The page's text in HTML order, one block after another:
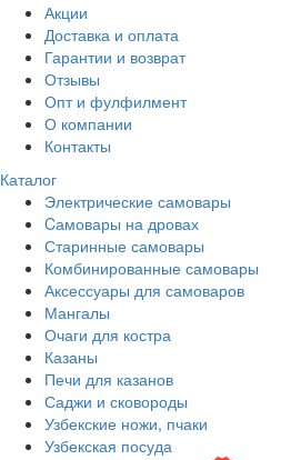
Акции
Доставка и оплата
Гарантии и возврат
Отзывы
Опт и фулфилмент
О компании
Контакты
Каталог
Электрические самовары
Cамовары на дровах
Старинные самовары
Комбинированные самовары
Аксессуары для самоваров
Мангалы
Очаги для костра
Казаны
Печи для казанов
Саджи и сковороды
Узбекские ножи, пчаки
Узбекская посуда